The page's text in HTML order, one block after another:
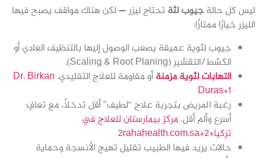
ليس كل حالةجيوب لثة تحتاج ليزر — لكن هناك مواقف يصبح فيها
الليزر خيارًا ممتازًا:
جيوب لثوية عميقة يصعب الوصول إليها بالتنظيف العادي أو
الكشط/التقشير (Scaling & Root Planing).
التهابات لثوية مزمنةأو مقاومة للعلاج التقليدي. Dr. Birkan
Duras+1
رغبة المريض بتجربة علاج “لطيف” أقل تدخلاً، مع تعافٍ
أسرع وألم أقل.مركز بيمارستان للعلاج في
تركيا+2rahahealth.com.sa+2
حالات يريد فيها الطبيب تقليل تهيج الأنسجة وحماية